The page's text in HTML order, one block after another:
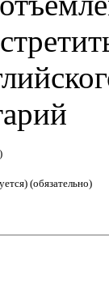
(обязательно)